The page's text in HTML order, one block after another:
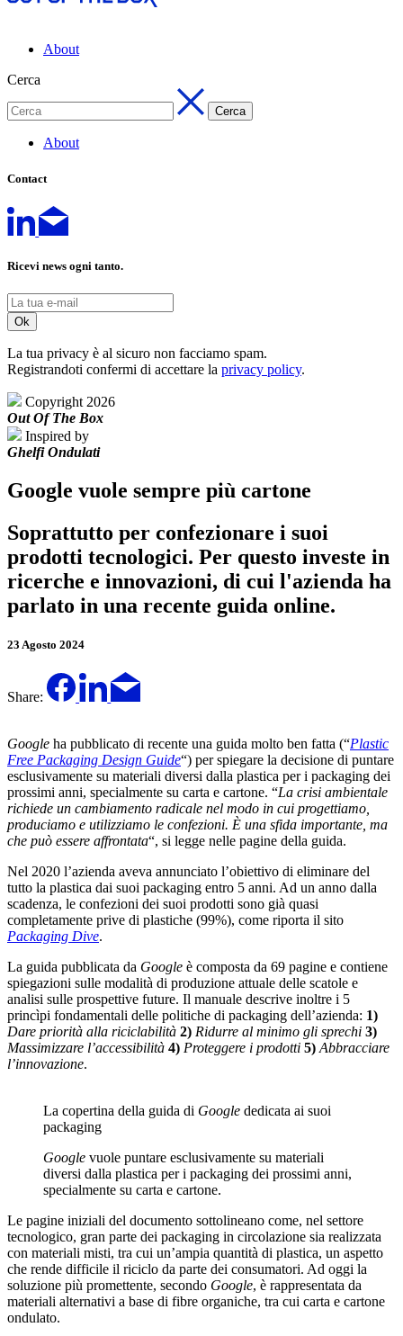
About
Cerca
About
Contact
Ricevi news ogni tanto.
La tua privacy è al sicuro non facciamo spam.
Registrandoti confermi di accettare la privacy policy.
Copyright 2026
Out Of The Box
Inspired by
Ghelfi Ondulati
Google vuole sempre più cartone
Soprattutto per confezionare i suoi
prodotti tecnologici. Per questo investe in
ricerche e innovazioni, di cui l'azienda ha
parlato in una recente guida online.
23 Agosto 2024
Share:
Google ha pubblicato di recente una guida molto ben fatta (“Plastic
Free Packaging Design Guide“) per spiegare la decisione di puntare
esclusivamente su materiali diversi dalla plastica per i packaging dei
prossimi anni, specialmente su carta e cartone. “La crisi ambientale
richiede un cambiamento radicale nel modo in cui progettiamo,
produciamo e utilizziamo le confezioni. È una sfida importante, ma
che può essere affrontata“, si legge nelle pagine della guida.
Nel 2020 l’azienda aveva annunciato l’obiettivo di eliminare del
tutto la plastica dai suoi packaging entro 5 anni. Ad un anno dalla
scadenza, le confezioni dei suoi prodotti sono già quasi
completamente prive di plastiche (99%), come riporta il sito
Packaging Dive.
La guida pubblicata da Google è composta da 69 pagine e contiene
spiegazioni sulle modalità di produzione attuale delle scatole e
analisi sulle prospettive future. Il manuale descrive inoltre i 5
princìpi fondamentali delle politiche di packaging dell’azienda: 1)
Dare priorità alla riciclabilità 2) Ridurre al minimo gli sprechi 3)
Massimizzare l’accessibilità 4) Proteggere i prodotti 5) Abbracciare
l’innovazione.
La copertina della guida di Google dedicata ai suoi
packaging
Google vuole puntare esclusivamente su materiali
diversi dalla plastica per i packaging dei prossimi anni,
specialmente su carta e cartone.
Le pagine iniziali del documento sottolineano come, nel settore
tecnologico, gran parte dei packaging in circolazione sia realizzata
con materiali misti, tra cui un’ampia quantità di plastica, un aspetto
che rende difficile il riciclo da parte dei consumatori. Ad oggi la
soluzione più promettente, secondo Google, è rappresentata da
materiali alternativi a base di fibre organiche, tra cui carta e cartone
ondulato.